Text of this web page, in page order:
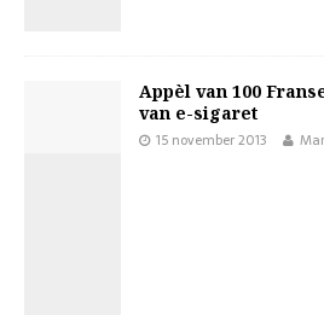
Appèl van 100
van e-sigaret
15 november 2013